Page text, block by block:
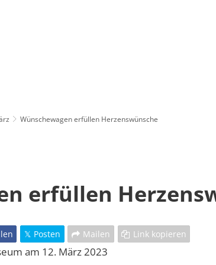
Wünschewagen erfüllen Herzenswünsche
erfüllen
Posten Mailen Link kopieren
am 12. März 2023